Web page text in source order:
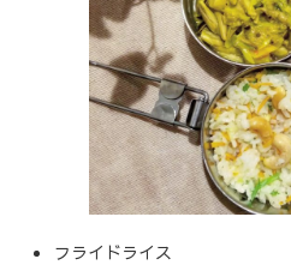
フライドライス